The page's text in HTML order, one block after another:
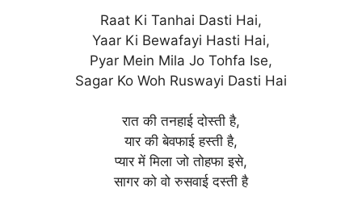
Raat Ki Tanhai Dasti Hai,
Yaar Ki Bewafayi Hasti Hai,
Pyar Mein Mila Jo Tohfa Ise,
Sagar Ko Woh Ruswayi Dasti Hai
रात की तनहाई दोस्ती है,
यार की बेवफाई हस्ती है,
प्यार में मिला जो तोहफा इसे,
सागर को वो रुसवाई दस्ती है